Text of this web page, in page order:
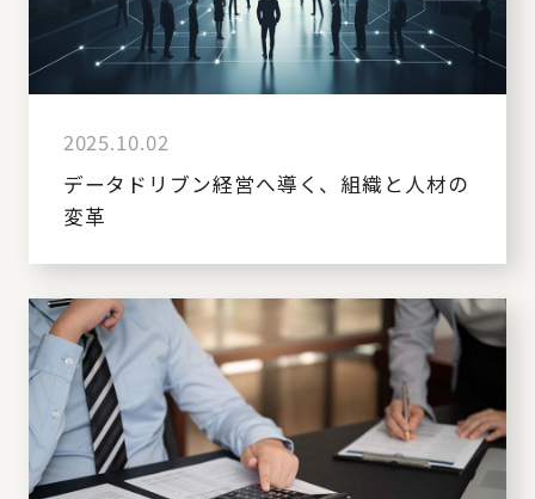
2025.10.02
データドリブン経営へ導く、組織と人材の
変革